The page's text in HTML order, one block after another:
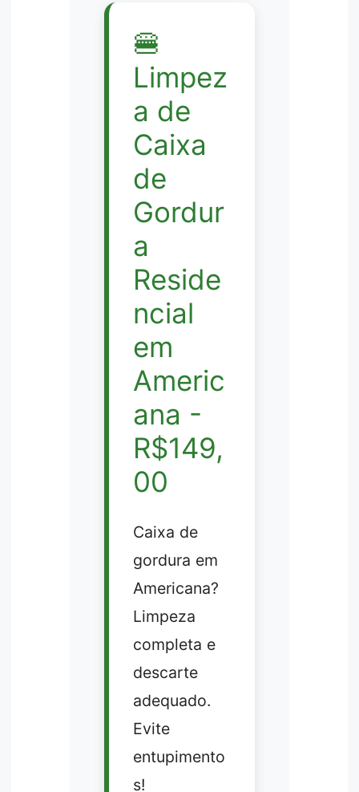
🍔
Limpez
a de
Caixa
de
Gordur
a
Reside
ncial
em
Americ
ana -
R$149,
00
Caixa de
gordura em
Americana?
Limpeza
completa e
descarte
adequado.
Evite
entupimento
s!